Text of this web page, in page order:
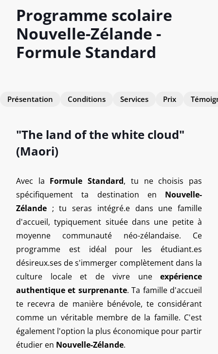
Programme scolaire
Nouvelle-Zélande -
Formule Standard
Présentation Conditions Services Prix
"The land of the white cloud"
(Maori)
Avec la Formule Standard, tu ne choisis pas
spécifiquement ta destination en Nouvelle-
Zélande ; tu seras intégré.e dans une famille
d'accueil, typiquement située dans une petite à
moyenne communauté néo-zélandaise. Ce
programme est idéal pour les étudiant.es
désireux.ses de s'immerger complètement dans la
culture locale et de vivre une expérience
authentique et surprenante. Ta famille d'accueil
te recevra de manière bénévole, te considérant
comme un véritable membre de la famille. C'est
également l'option la plus économique pour partir
étudier en Nouvelle-Zélande.